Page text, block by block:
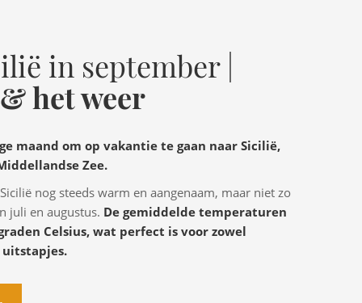
in september |
het weer
maand om op vakantie te gaan naar Sicilië,
Zee.
nog steeds warm en aangenaam, maar niet zo
juli en augustus. De gemiddelde temperaturen
Celsius, wat perfect is voor zowel